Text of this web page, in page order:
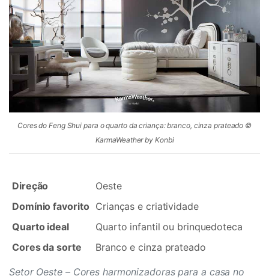
Cores do Feng Shui para o quarto da criança: branco, cinza prateado ©
KarmaWeather by Konbi
Setor Oeste – Cores harmonizadoras para a casa no
Direção
Oeste
Domínio favorito Crianças e criatividade
Quarto ideal
Quarto infantil ou brinquedoteca
Cores da sorte
Branco e cinza prateado